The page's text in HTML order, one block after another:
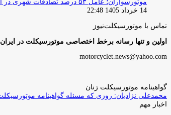
موتورسواران؛ عامل ۵۳ درصد تصادفات شهری در اصفهان
14 خرداد 1405 22:48
تماس با موتورسیکلت‌نیوز
اولین و تنها رسانه برخط اختصاصی موتورسیکلت در ایران
motorcyclet.news@yahoo.com
گواهینامه موتورسیکلت زنان
محمدعلی نژادیان: روزی که مسئله گواهینامه
اخبار مهم